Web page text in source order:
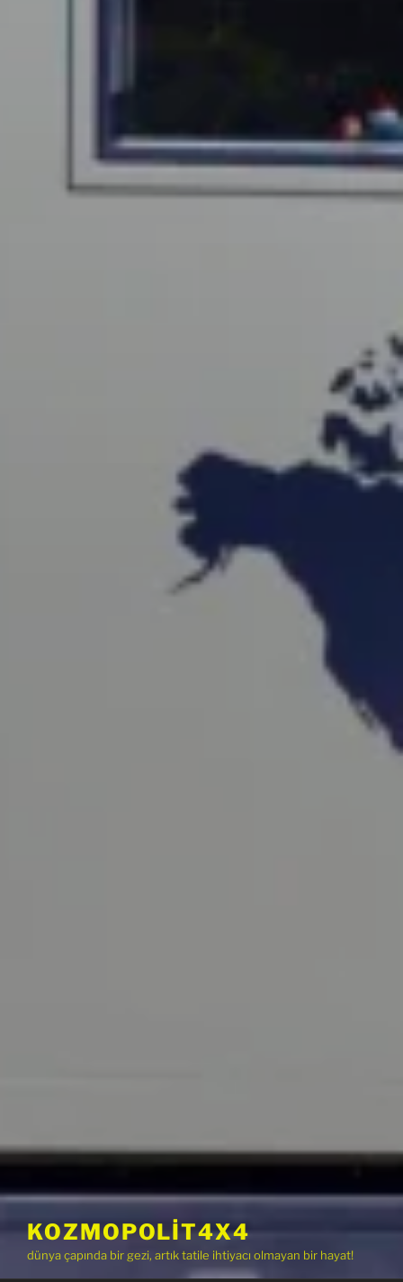
KOZMOPOLIT4X4
dünya çapında bir gezi, artık tatile ihtiyacı olmayan bir hayat!